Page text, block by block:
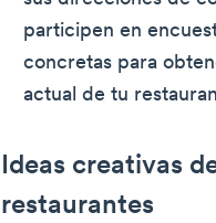
participen en
concretas para
actual de tu
Ideas creativas
restaurantes